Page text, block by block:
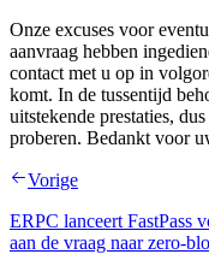
Onze excuses voor
aanvraag hebben
contact met u op in
komt. In de tussentijd
uitstekende prestaties,
proberen. Bedankt voor
Vorige
ERPC lanceert FastPass
aan de vraag naar zero-